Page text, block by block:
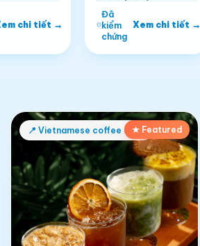
chi tiết →
Đã
kiểm
chứng
Xem chi tiết →
📍 Vietnamese coffee shop★ Featured